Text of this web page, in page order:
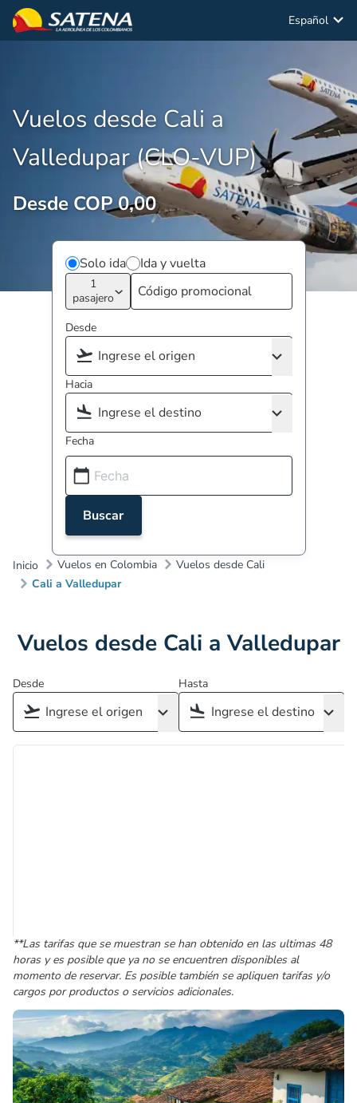
Español
Vuelos desde Cali a
Valledupar (CLO-VUP)
Desde COP 0,00
Solo ida Ida y vuelta
1
pasajero
Desde
Hacia
Fecha
Buscar
Inicio Vuelos en Colombia
Vuelos desde Cali
Cali a Valledupar
Vuelos desde Cali a Valledupar
Desde Hasta
**Las tarifas que se muestran se han obtenido en las ultimas 48
horas y es posible que ya no se encuentren disponibles al
momento de reservar. Es posible también se apliquen tarifas y/o
cargos por productos o servicios adicionales.